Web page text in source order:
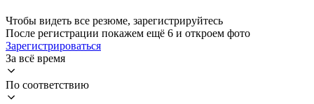
Чтобы видеть все резюме, зарегистрируйтесь
После регистрации покажем ещё 6 и откроем фото
Зарегистрироваться
За всё время
По соответствию